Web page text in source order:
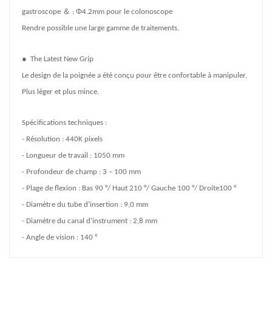
gastroscope ＆ ; Φ4.2mm pour le colonoscope
Rendre possible une large gamme de traitements.
● The Latest New Grip
Le design de la poignée a été conçu pour être confortable à manipuler.
Plus léger et plus mince.
Spécifications techniques :
- Résolution : 440K pixels
- Longueur de travail : 1050 mm
- Profondeur de champ : 3 – 100 mm
- Plage de flexion : Bas 90 °/ Haut 210 °/ Gauche 100 °/ Droite100 °
- Diamètre du tube d'insertion : 9,0 mm
- Diamètre du canal d'instrument : 2,8 mm
- Angle de vision : 140 °